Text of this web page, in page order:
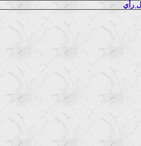
رأي